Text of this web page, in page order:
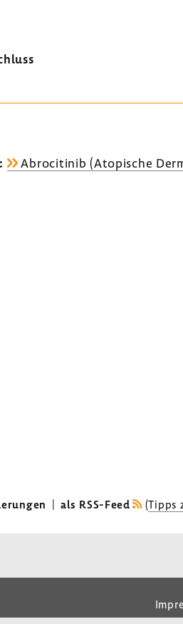
Abro­ci­tinib (Atopi­sche
| als RSS-Feed (Tipps